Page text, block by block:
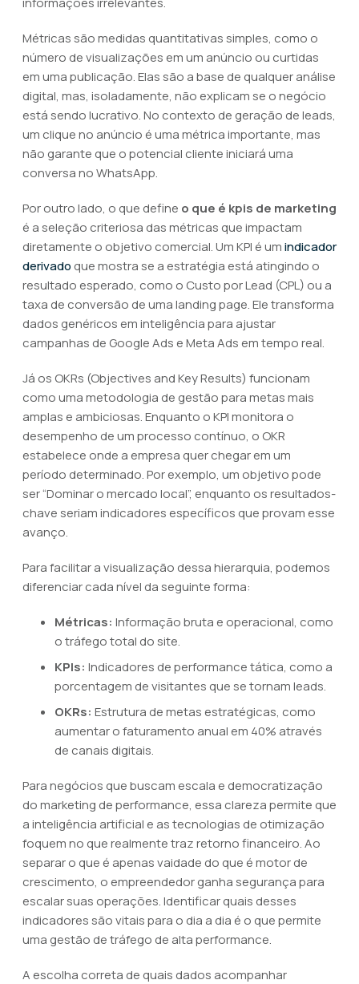
Métricas são medidas quantitativas simples, como o
número de visualizações em um anúncio ou curtidas
em uma publicação. Elas são a base de qualquer análise
digital, mas, isoladamente, não explicam se o negócio
está sendo lucrativo. No contexto de geração de leads,
um clique no anúncio é uma métrica importante, mas
não garante que o potencial cliente iniciará uma
conversa no WhatsApp.
Por outro lado, o que define o que é kpis de marketing
é a seleção criteriosa das métricas que impactam
diretamente o objetivo comercial. Um KPI é umindicador
derivado que mostra se a estratégia está atingindo o
resultado esperado, como o Custo por Lead (CPL) ou a
taxa de conversão de uma landing page. Ele transforma
dados genéricos em inteligência para ajustar
campanhas de Google Ads e Meta Ads em tempo real.
Já os OKRs (Objectives and Key Results) funcionam
como uma metodologia de gestão para metas mais
amplas e ambiciosas. Enquanto o KPI monitora o
desempenho de um processo contínuo, o OKR
estabelece onde a empresa quer chegar em um
período determinado. Por exemplo, um objetivo pode
ser “Dominar o mercado local”, enquanto os resultados-
chave seriam indicadores específicos que provam esse
avanço.
Para facilitar a visualização dessa hierarquia, podemos
diferenciar cada nível da seguinte forma:
Métricas: Informação bruta e operacional, como
o tráfego total do site.
KPIs: Indicadores de performance tática, como a
porcentagem de visitantes que se tornam leads.
OKRs: Estrutura de metas estratégicas, como
aumentar o faturamento anual em 40% através
de canais digitais.
Para negócios que buscam escala e democratização
do marketing de performance, essa clareza permite que
a inteligência artificial e as tecnologias de otimização
foquem no que realmente traz retorno financeiro. Ao
separar o que é apenas vaidade do que é motor de
crescimento, o empreendedor ganha segurança para
escalar suas operações. Identificar quais desses
indicadores são vitais para o dia a dia é o que permite
uma gestão de tráfego de alta performance.
A escolha correta de quais dados acompanhar